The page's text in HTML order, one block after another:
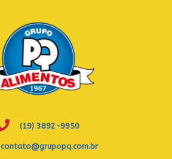
(19) 3892-9950
contato@grupopq.com.br